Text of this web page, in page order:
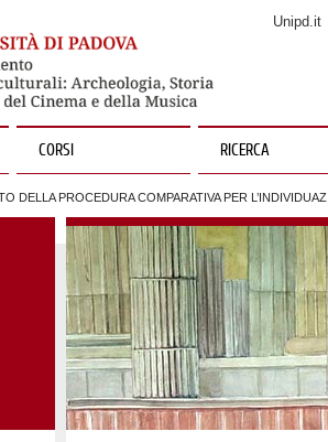
Unipd.it
CORSI RICERCA
DELLA PROCEDURA COMPARATIVA PER